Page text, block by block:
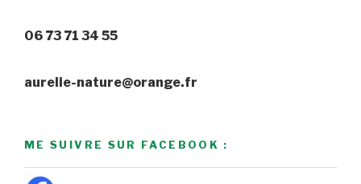
06 73 71 34 55
aurelie-nature@orange.fr
ME SUIVRE SUR FACEBOOK :